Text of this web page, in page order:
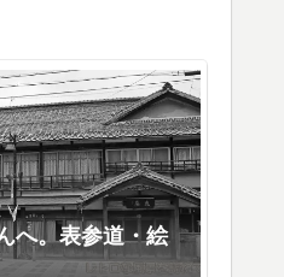
へ。表参道・絵